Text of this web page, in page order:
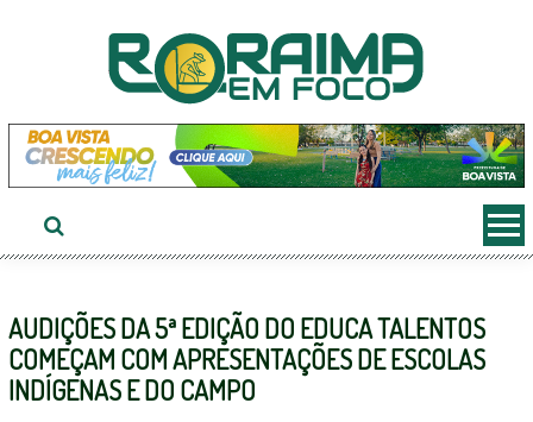
AUDIÇÕES DA 5ª EDIÇÃO DO EDUCA TALENTOS
COMEÇAM COM APRESENTAÇÕES DE ESCOLAS
INDÍGENAS E DO CAMPO